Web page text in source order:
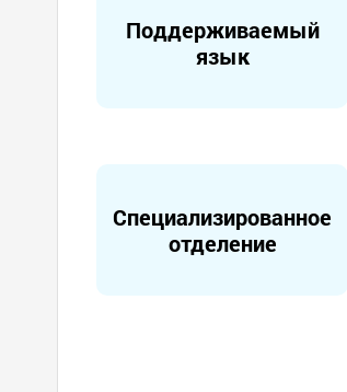
Поддерживаемый
язык
Специализированное
отделение